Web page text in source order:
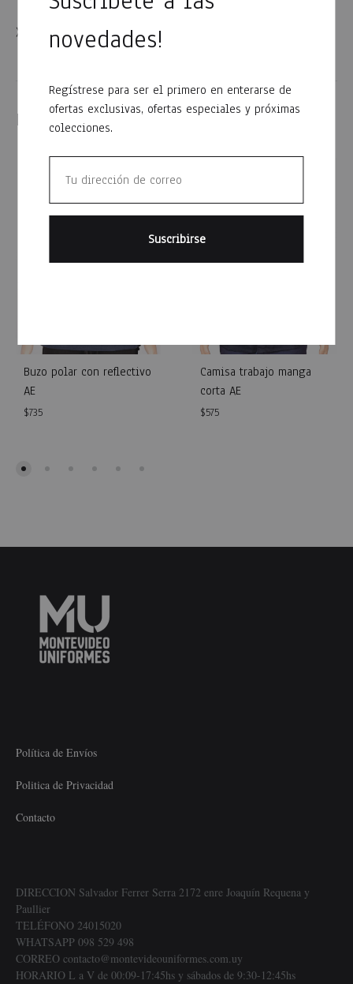
XXXL: Ancho: 81cm, largo: 83cm
Productos relacionados
Buzo polar con reflectivo
AE
$735
Camisa trabajo manga
corta AE
$575
Política de Envíos
Politica de Privacidad
Contacto
DIRECCION Salvador Ferrer Serra 2172 enre Joaquín Requena y
Paullier
TELÉFONO 24015020
WHATSAPP 098 529 498
CORREO contacto@montevideouniformes.com.uy
HORARIO L a V de 00:09-17:45hs y sábados de 9:30-12:45hs
novedades!
Regístrese para ser el primero en enterarse de
ofertas exclusivas, ofertas especiales y próximas
colecciones.